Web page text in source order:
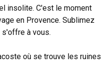
insolite. C'est le moment
en Provence. Sublimez
s'offre à vous.
où se trouve les ruines